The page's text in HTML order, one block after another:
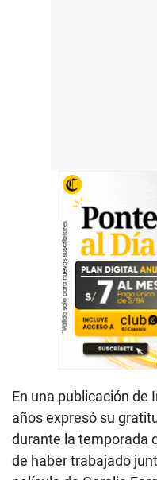
En una publicación de
años expresó su
durante la temporada
de haber trabajado